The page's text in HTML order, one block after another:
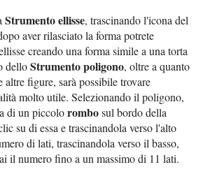
Strumento ellisse, trascinando l'icona del
aver rilasciato la forma potrete
creando una forma simile a una torta
delloStrumento poligono, oltre a quanto
altre figure, sarà possibile trovare
molto utile. Selezionando il poligono,
di un piccolorombosul bordo della
su di essa e trascinandola verso l'alto
di lati, trascinandola verso il basso,
il numero fino a un massimo di 11 lati.